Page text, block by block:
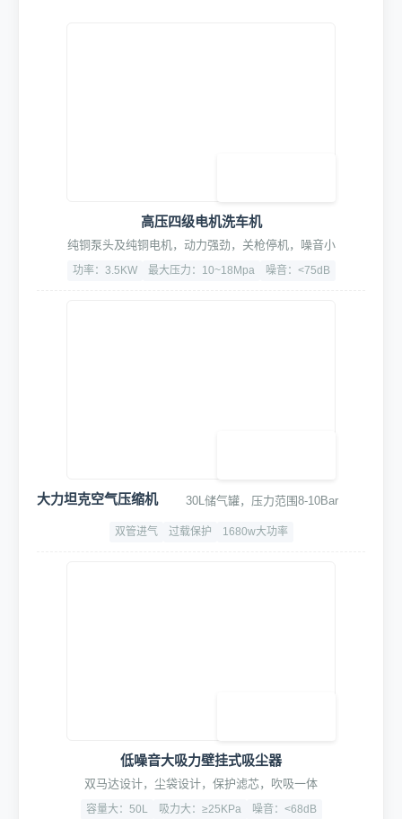
高压四级电机洗车机
纯铜泵头及纯铜电机，动力强劲，关枪停机，噪音小
功率：3.5KW 最大压力：10~18Mpa 噪音：<75dB
大力坦克空气压缩机 30L储气罐，压力范围8-10Bar
双管进气 过载保护 1680w大功率
低噪音大吸力壁挂式吸尘器
双马达设计，尘袋设计，保护滤芯，吹吸一体
容量大：50L 吸力大：≥25KPa 噪音：<68dB